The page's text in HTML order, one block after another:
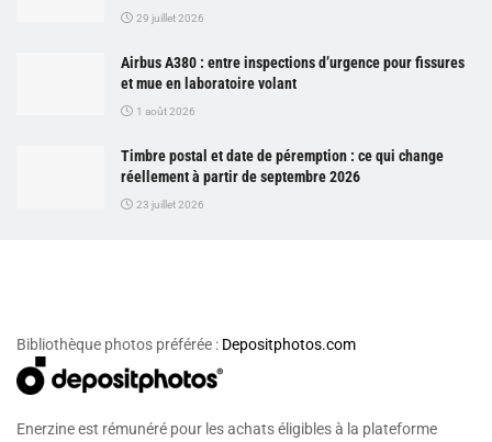
29 juillet 2026
Airbus A380 : entre inspections d’urgence pour fissures
et mue en laboratoire volant
1 août 2026
Timbre postal et date de péremption : ce qui change
réellement à partir de septembre 2026
23 juillet 2026
Bibliothèque photos préférée : Depositphotos.com
Enerzine est rémunéré pour les achats éligibles à la plateforme